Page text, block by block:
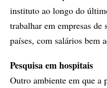
instituto ao longo do
trabalhar em empresas
países, com salários bem
Pesquisa em hospitais
Outro ambiente em que a